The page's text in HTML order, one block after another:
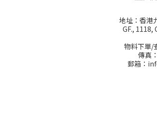
地址：香港
GF.,
物料下單/
傳真
郵箱：